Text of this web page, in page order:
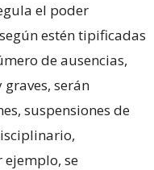
el poder
estén tipificadas
de ausencias,
serán
suspensiones de
ejemplo, se